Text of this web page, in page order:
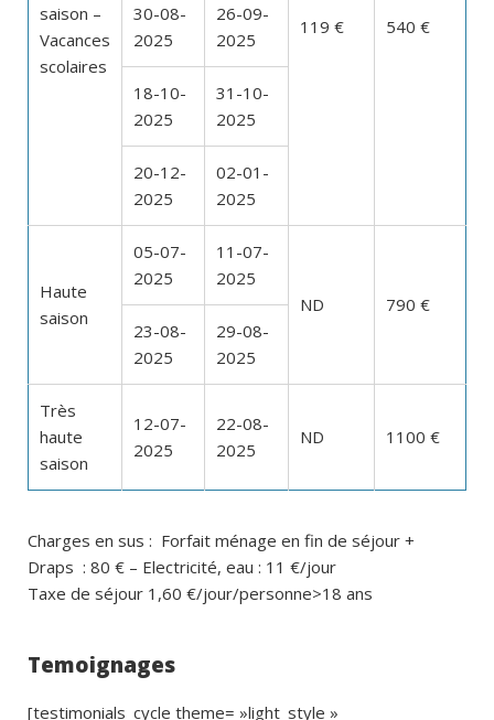
saison –
Vacances
scolaires
119 € 540 €
30-08-
2025
26-09-
2025
18-10-
2025
31-10-
2025
20-12-
2025
02-01-
2025
Haute
saison
05-07-
2025
11-07-
2025
ND
790 €
23-08-
2025
29-08-
2025
Très
haute
saison
12-07-
2025
22-08-
2025
ND 1100 €
Charges en sus : Forfait ménage en fin de séjour +
Draps : 80 € – Electricité, eau : 11 €/jour
Taxe de séjour 1,60 €/jour/personne>18 ans
Temoignages
[testimonials_cycle theme= »light_style »